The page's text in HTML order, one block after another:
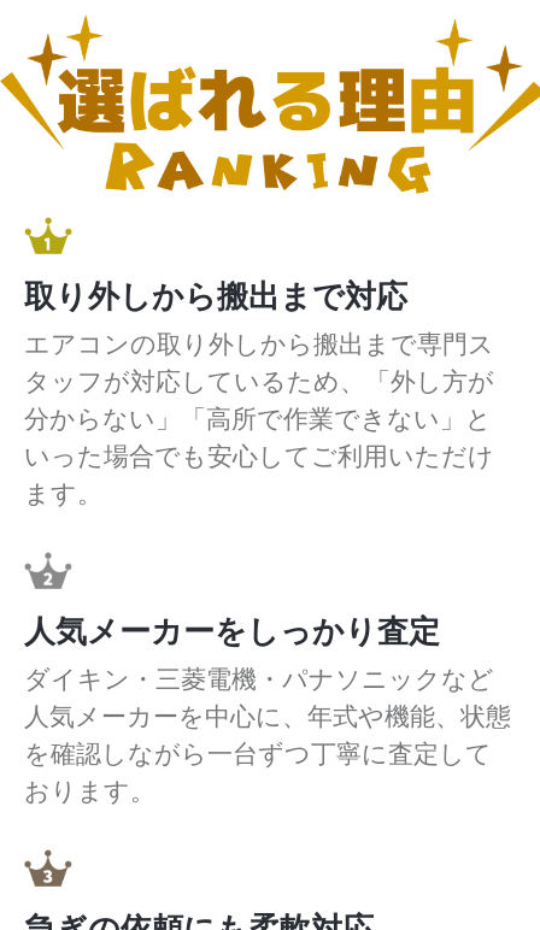
取り外しから搬出まで対応
エアコンの取り外しから搬出まで専門ス
タッフが対応しているため、「外し方が
分からない」「高所で作業できない」と
いった場合でも安心してご利用いただけ
ます。
人気メーカーをしっかり査定
ダイキン・三菱電機・パナソニックなど
人気メーカーを中心に、年式や機能、状態
を確認しながら一台ずつ丁寧に査定して
おります。